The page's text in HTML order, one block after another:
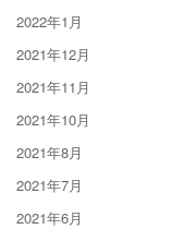
2022年1月
2021年12月
2021年11月
2021年10月
2021年8月
2021年7月
2021年6月